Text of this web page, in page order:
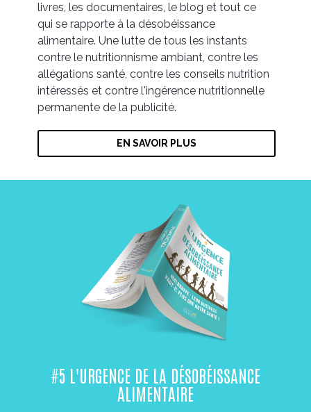
livres, les documentaires, le blog et tout ce
qui se rapporte à la désobéissance
alimentaire. Une lutte de tous les instants
contre le nutritionnisme ambiant, contre les
allégations santé, contre les conseils nutrition
intéressés et contre l'ingérence nutritionnelle
permanente de la publicité.
EN SAVOIR PLUS
#5 L'URGENCE DE LA DÉSOBÉISSANCE​
ALIMENTAIRE